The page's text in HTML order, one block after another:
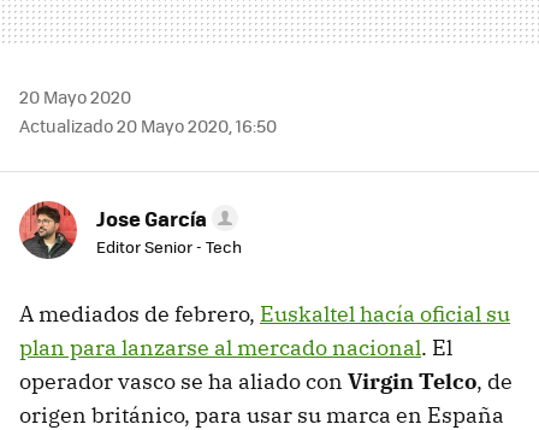
20 Mayo 2020
Actualizado 20 Mayo 2020, 16:50
Jose García
Editor Senior - Tech
A mediados de febrero, Euskaltel hacía oficial su
plan para lanzarse al mercado nacional. El
operador vasco se ha aliado con Virgin Telco, de
origen británico, para usar su marca en España